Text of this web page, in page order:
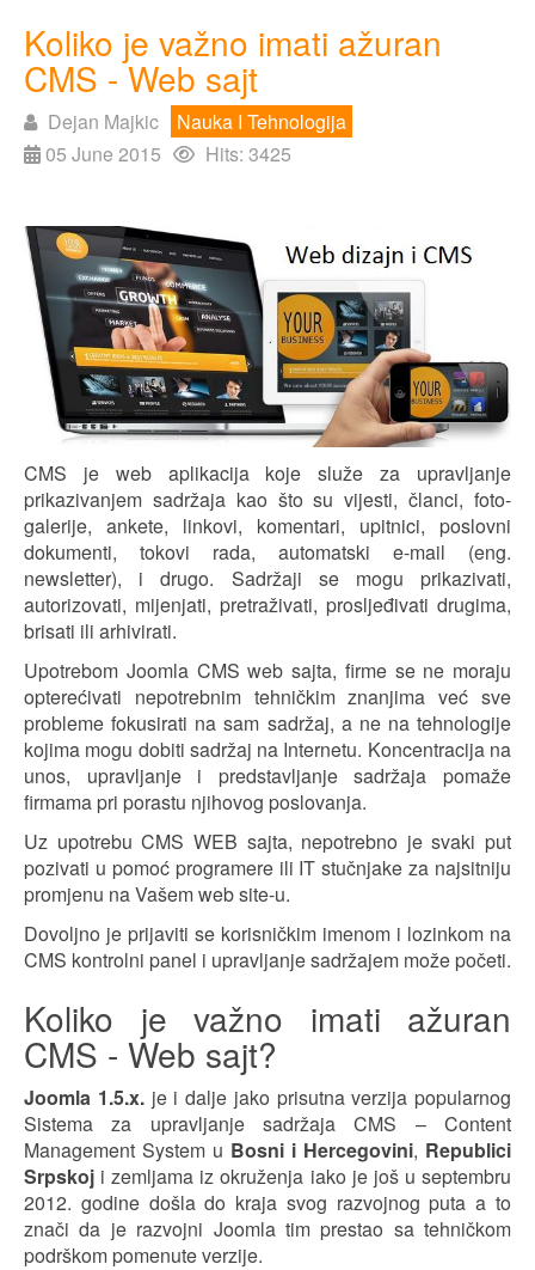
Koliko je važno imati ažuran
CMS - Web sajt
Dejan Majkic
Nauka I Tehnologija
05 June 2015
Hits: 3425
CMS je web aplikacija koje služe za upravljanje
prikazivanjem sadržaja kao što su vijesti, članci, foto-
galerije, ankete, linkovi, komentari, upitnici, poslovni
dokumenti, tokovi rada, automatski e-mail (eng.
newsletter), i drugo. Sadržaji se mogu prikazivati,
autorizovati, mijenjati, pretraživati, prosljeđivati drugima,
brisati ili arhivirati.
Upotrebom Joomla CMS web sajta, firme se ne moraju
opterećivati nepotrebnim tehničkim znanjima već sve
probleme fokusirati na sam sadržaj, a ne na tehnologije
kojima mogu dobiti sadržaj na Internetu. Koncentracija na
unos, upravljanje i predstavljanje sadržaja pomaže
firmama pri porastu njihovog poslovanja.
Uz upotrebu CMS WEB sajta, nepotrebno je svaki put
pozivati u pomoć programere ili IT stučnjake za najsitniju
promjenu na Vašem web site-u.
Dovoljno je prijaviti se korisničkim imenom i lozinkom na
CMS kontrolni panel i upravljanje sadržajem može početi.
Koliko je važno imati ažuran
CMS - Web sajt?
Joomla 1.5.x.je i dalje jako prisutna verzija popularnog
Sistema za upravljanje sadržaja CMS – Content
Management System u Bosni i Hercegovini, Republici
Srpskoj i zemljama iz okruženja iako je još u septembru
2012. godine došla do kraja svog razvojnog puta a to
znači da je razvojni Joomla tim prestao sa tehničkom
podrškom pomenute verzije.